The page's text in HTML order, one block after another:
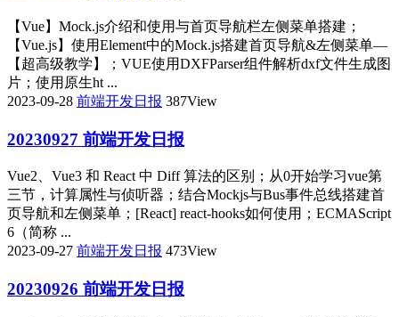
【Vue】Mock.js介绍和使用与首页导航栏左侧菜单搭建；
【Vue.js】使用Element中的Mock.js搭建首页导航&左侧菜单—
【超高级教学】；VUE使用DXFParser组件解析dxf文件生成图
片；使用原生ht ...
2023-09-28 前端开发日报 387View
20230927 前端开发日报
Vue2、Vue3 和 React 中 Diff 算法的区别；从0开始学习vue第
三节，计算属性与侦听器；结合Mockjs与Bus事件总线搭建首
页导航和左侧菜单；[React] react-hooks如何使用；ECMAScript
6（简称 ...
2023-09-27 前端开发日报 473View
20230926 前端开发日报